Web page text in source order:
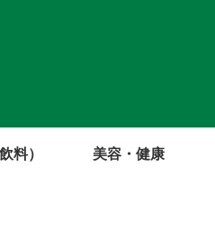
料） 美容・健康